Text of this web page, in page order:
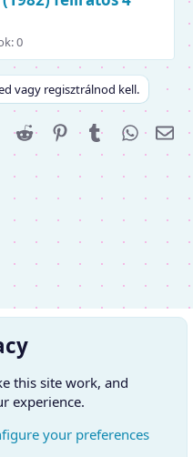
0
vagy regisztrálnod kell.
LinkedInReddit PinterestTumblr
E-
this site work, and
experience.
your preferences